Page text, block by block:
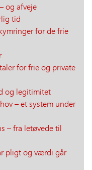
og afveje
tid
for de frie
for frie og private
og legitimitet
– et system under
– fra letøvede til
pligt og værdi går